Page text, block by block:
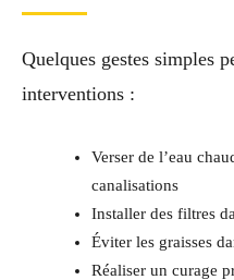
Quelques gestes simples
interventions :
Verser de l’eau
canalisations
Installer des filtres
Éviter les graisses
Réaliser un curage